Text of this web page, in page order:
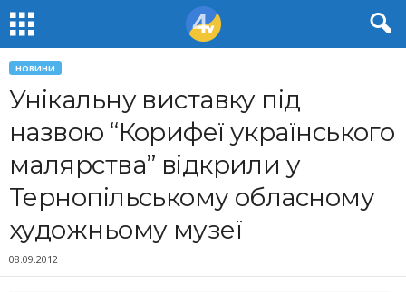
НОВИНИ
Унікальну виставку під
назвою “Корифеї українського
малярства” відкрили у
Тернопільському обласному
художньому музеї
08.09.2012